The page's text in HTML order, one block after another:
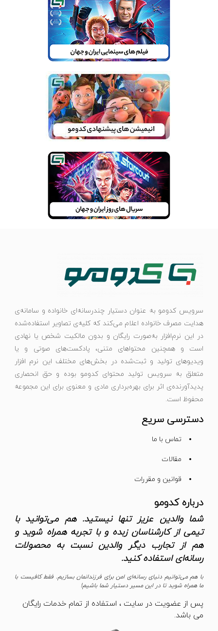
سرویس کدومو به عنوان دستیار چندرسانه‌ای خانواده و سامانه‌ی
هدایت مصرف خانواده اعلام می‌کند که کلیه‌ی تصاویر استفاده‌شده
در این نرم‌افزار به‌صورت رایگان و بدون مالکیت شخص یا نهادی
است و همچنین محتواهای متنی، پادکست‌های صوتی و یا
ویدیوهای تولید و ثبت‌شده در بخش‌های مختلف این نرم افزار
متعلق به سرویس تولید محتوای کدومو بوده و حق انحصاری
پدیدآورنده‌ی اثر برای بهره‌برداری مادی و معنوی برای این مجموعه
محفوظ است.
دسترسی سریع
تماس با ما
مقالات
قوانین و مقررات
درباره کدومو
شما والدین عزیز تنها نیستید. هم می‌توانید با
تیمی از کارشناسان زبده و با تجربه همراه شوید و
هم از تجارب دیگر والدین نسبت به محصولات
رسانه‌ای استفاده کنید.
با هم می‌توانیم دنیای رسانه‌ای امن برای فرزندانمان بسازیم. فقط کافیست با
ما همراه شوید تا در این مسیر دستیار شما باشیم!
پس از عضویت در سایت ، استفاده از تمام خدمات رایگان
می باشد.